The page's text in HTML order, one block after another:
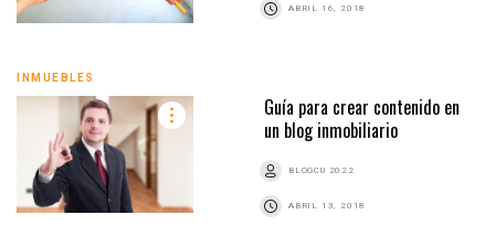
ABRIL 16, 2018
INMUEBLES
Guía para crear contenido en
un blog inmobiliario
BLOGCU 2022
ABRIL 13, 2018